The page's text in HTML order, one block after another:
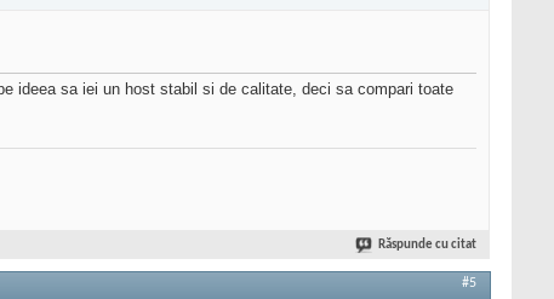
ideea sa iei un host stabil si de calitate, deci sa compari toate
Răspunde cu citat
#5